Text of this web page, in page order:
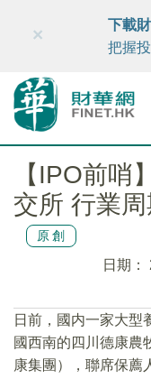
財華智庫網
×
下載
把握
【IPO前哨
交所 行業
原創
日期：
日前，國内一家大型
國西南的四川德康農
康集團），聯席保薦